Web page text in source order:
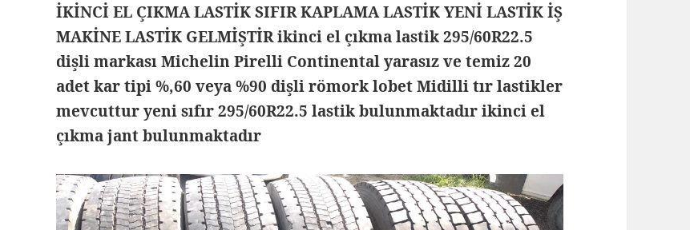
İKİNCİ EL ÇIKMA LASTİK SIFIR KAPLAMA LASTİK YENİ LASTİK İŞ
MAKİNE LASTİK GELMİŞTİR ikinci el çıkma lastik 295/60R22.5
dişli markası Michelin Pirelli Continental yarasız ve temiz 20
adet kar tipi %,60 veya %90 dişli römork lobet Midilli tır lastikler
mevcuttur yeni sıfır 295/60R22.5 lastik bulunmaktadır ikinci el
çıkma jant bulunmaktadır